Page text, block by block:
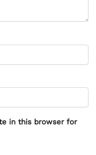
in this browser for